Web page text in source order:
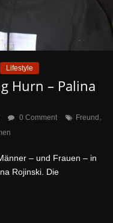
Lifestyle
Hurn – Palina
0 Comment Freund ,
– und Frauen – in
Rojinski. Die